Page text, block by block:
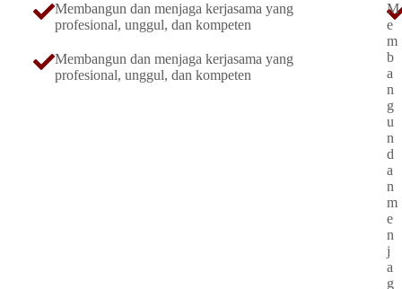
Membangun dan menjaga kerjasama yang
profesional, unggul, dan kompeten
Membangun dan menjaga kerjasama yang
profesional, unggul, dan kompeten
M
e
m
b
a
n
g
u
n
d
a
n
m
e
n
j
a
g